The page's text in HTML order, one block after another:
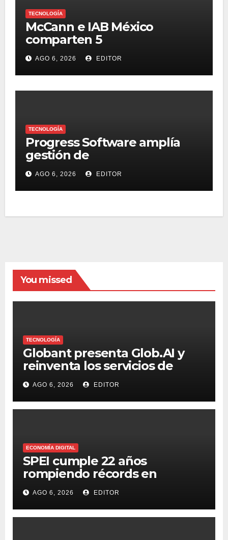
TECNOLOGÍA
McCann e IAB México
comparten 5
macrotendencias en la
industria del marketing y la
publicidad
AGO 6, 2026 EDITOR
TECNOLOGÍA
Progress Software amplía
gestión de
supercomputadoras de IA
NVIDIA DGX Spark con Chef
AGO 6, 2026 EDITOR
You missed
TECNOLOGÍA
Globant presenta Glob.AI y
reinventa los servicios de
tecnología para la era de la IA
AGO 6, 2026 EDITOR
ECONOMÍA DIGITAL
SPEI cumple 22 años
rompiendo récords en
transferencias y adopción
AGO 6, 2026 EDITOR